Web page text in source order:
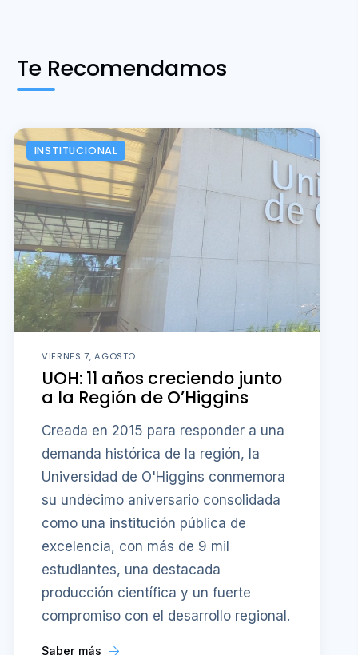
Te Recomendamos
INSTITUCIONAL
VIERNES 7, AGOSTO
UOH: 11 años creciendo junto
a la Región de O’Higgins
Creada en 2015 para responder a una
demanda histórica de la región, la
Universidad de O'Higgins conmemora
su undécimo aniversario consolidada
como una institución pública de
excelencia, con más de 9 mil
estudiantes, una destacada
producción científica y un fuerte
compromiso con el desarrollo regional.
Saber más